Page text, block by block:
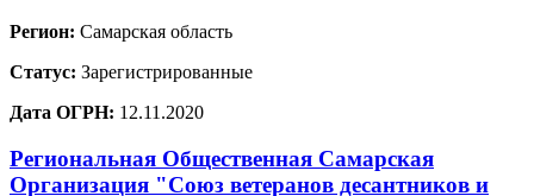
Регион: Самарская область
Статус: Зарегистрированные
Дата ОГРН: 12.11.2020
Региональная Общественная Самарская
Организация "Союз ветеранов десантников и